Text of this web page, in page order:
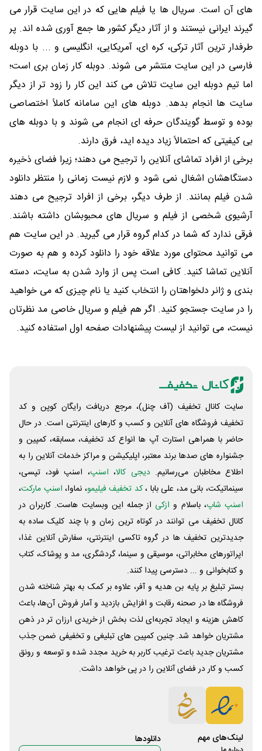
های آن است. سریال ها یا فیلم هایی که در این سایت قرار می
گیرند ایرانی نیستند و از آثار دیگر کشور ها جمع آوری شده اند. پر
طرفدار ترین آثار ترکی، کره ای، آمریکایی، انگلیسی و ... با دوبله
فارسی در این سایت منتشر می شوند. دوبله کار زمان بری است؛
اما تیم دوبله این سایت تلاش می کند این کار را زود تر از دیگر
سایت ها انجام بدهد. دوبله های این سامانه کاملاً اختصاصی
بوده و توسط گویندگان حرفه ای انجام می شوند و با دوبله های
بی کیفیتی که احتمالاً زیاد دیده اید، فرق دارند.
برخی از افراد تماشای آنلاین را ترجیح می دهند؛ زیرا فضای ذخیره
دستگاهشان اشغال نمی شود و لازم نیست زمانی را منتظر دانلود
شدن فیلم بمانند. از طرف دیگر، برخی از افراد ترجیح می دهند
آرشیوی شخصی از فیلم و سریال های محبوبشان داشته باشند.
فرقی ندارد که شما در کدام گروه قرار می گیرید. در این سایت هم
می توانید محتوای مورد علاقه خود را دانلود کرده و هم به صورت
آنلاین تماشا کنید. کافی است پس از وارد شدن به سایت، دسته
بندی و ژانر دلخواهتان را انتخاب کنید یا نام چیزی که می خواهید
را در سایت جستجو کنید. اگر هم فیلم و سریال خاصی مد نظرتان
نیست، می توانید از لیست پیشنهادات صفحه اول استفاده کنید.
سایت کانال تخفیف (آف چنل)، مرجع دریافت رایگان کوپن و کد
تخفیف فروشگاه های آنلاین و کسب و‌ کارهای اینترنتی است. در حال
حاضر با همراهی استارت آپ ها انواع کد تخفیف، مسابقه، کمپین و
جشنواره های صدها برند معتبر، اپلیکیشن و مراکز خدمات آنلاین را به
اطلاع مخاطبان می‌رسانیم. دیجی کالا، اسنپ، اسنپ فود، تپسی،
سینماتیکت، بانی مد، علی‌ بابا ،کد تخفیف فیلیمو، نماوا، اسنپ مارکت،
اسنپ شاپ، باسلام و ازکی از جمله این وبسایت ‌هاست. کاربران در
کانال تخفیف می توانند در کوتاه ترین زمان و با چند کلیک ساده به
جدیدترین تخفیف ها در گروه تاکسی اینترنتی، سفارش آنلاین غذا،
اپراتورهای مخابراتی، موسیقی و سینما، گردشگری، مد و پوشاک، کتاب
و کتابخوانی و ... دسترسی پیدا کنند.
بستر تبلیغ بر پایه بن هدیه و آفر، علاوه بر کمک به بهتر شناخته شدن
فروشگاه ها در صحنه رقابت و افزایش بازدید و آمار فروش آن‌ها، باعث
کاهش هزینه و ایجاد تجربه‌ای لذت بخش از خریدی ارزان تر در ذهن
مشتریان خواهد شد. چنین کمپین های تبلیغی و تخفیفی ضمن جذب
مشتریان جدید باعث ترغیب کاربر به خرید مجدد شده و توسعه و رونق
کسب و کار در فضای آنلاین را در پی خواهد داشت.
لینک‌های مهم دانلود‌ها